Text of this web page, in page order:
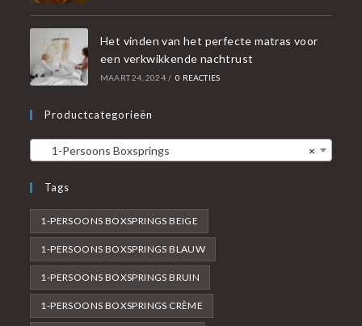
Het vinden van het perfecte matras voor
een verkwikkende nachtrust
MAART 24, 2024 / 0 REACTIES
Productcategorieën
×
1-Persoons Boxsprings
Tags
1-PERSOONS BOXSPRINGS BEIGE
1-PERSOONS BOXSPRINGS BLAUW
1-PERSOONS BOXSPRINGS BRUIN
1-PERSOONS BOXSPRINGS CRÈME